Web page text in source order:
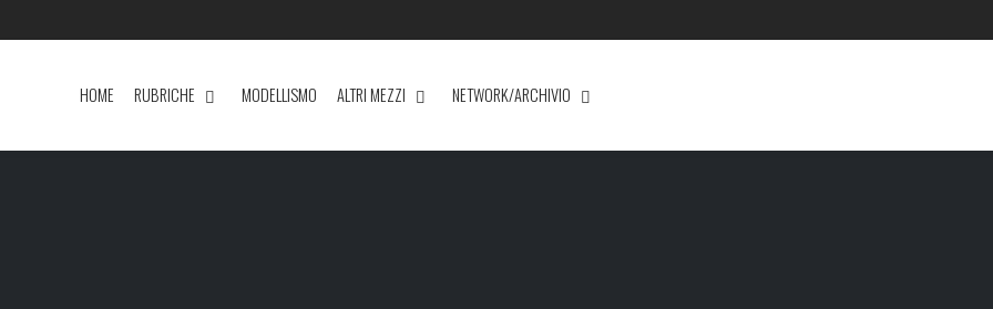
HOME RUBRICHE MODELLISMO ALTRI MEZZI NETWORK/ARCHIVIO